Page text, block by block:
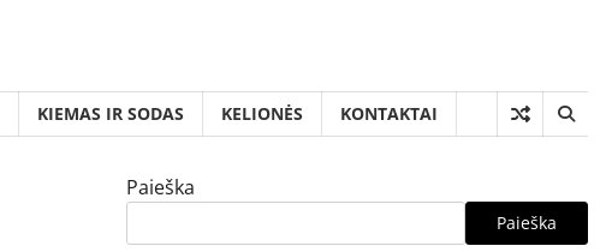
KIEMAS IR SODAS KELIONĖS KONTAKTAI
Paieška
Paieška